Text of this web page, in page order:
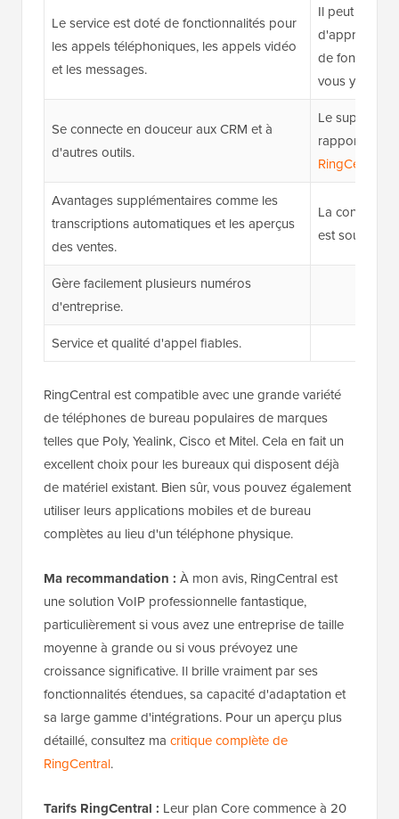
Le service est doté de fonctionnalités pour
les appels téléphoniques, les appels vidéo
et les messages.
Il peut y
de
vous y
Se connecte en douceur aux CRM et à
d'autres outils.
Le support
rapport à
RingCentral
Avantages supplémentaires comme les
transcriptions automatiques et les aperçus
des ventes.
La
est souvent
Gère facilement plusieurs numéros
d'entreprise.
Service et qualité d'appel fiables.
RingCentral est compatible avec une grande variété
de téléphones de bureau populaires de marques
telles que Poly, Yealink, Cisco et Mitel. Cela en fait un
excellent choix pour les bureaux qui disposent déjà
de matériel existant. Bien sûr, vous pouvez également
utiliser leurs applications mobiles et de bureau
complètes au lieu d'un téléphone physique.
Ma recommandation : À mon avis, RingCentral est
une solution VoIP professionnelle fantastique,
particulièrement si vous avez une entreprise de taille
moyenne à grande ou si vous prévoyez une
croissance significative. Il brille vraiment par ses
fonctionnalités étendues, sa capacité d'adaptation et
sa large gamme d'intégrations. Pour un aperçu plus
détaillé, consultez ma critique complète de
RingCentral.
Tarifs RingCentral : Leur plan Core commence à 20